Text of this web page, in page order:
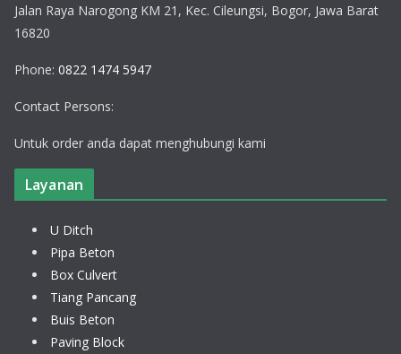
Jalan Raya Narogong KM 21, Kec. Cileungsi, Bogor, Jawa Barat
16820
Phone: 0822 1474 5947
Contact Persons:
Untuk order anda dapat menghubungi kami
Layanan
U Ditch
Pipa Beton
Box Culvert
Tiang Pancang
Buis Beton
Paving Block